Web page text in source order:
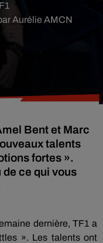
Aurélie AMCN
Bent et Marc
talents
fortes ».
ce qui vous
dernière, TF1 a
». Les talents ont